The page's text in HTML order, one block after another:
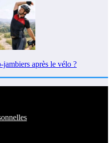
après le vélo ?